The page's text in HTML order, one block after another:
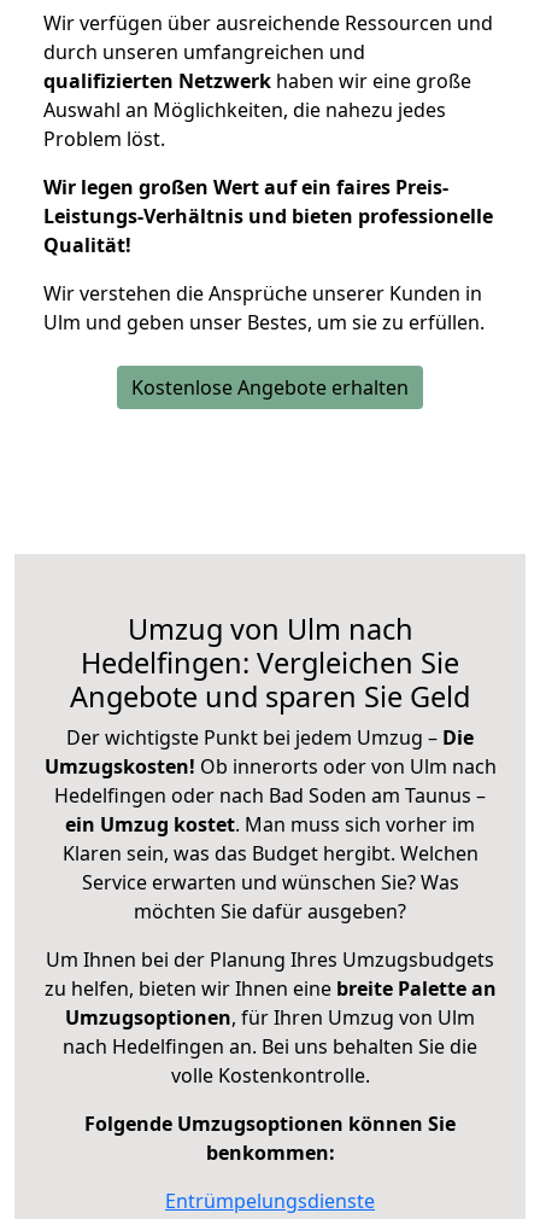
Wir verfügen über ausreichende Ressourcen und
durch unseren umfangreichen und
qualifizierten Netzwerk haben wir eine große
Auswahl an Möglichkeiten, die nahezu jedes
Problem löst.
Wir legen großen Wert auf ein faires Preis-
Leistungs-Verhältnis und bieten professionelle
Qualität!
Wir verstehen die Ansprüche unserer Kunden in
Ulm und geben unser Bestes, um sie zu erfüllen.
Kostenlose Angebote erhalten
Umzug von Ulm nach
Hedelfingen: Vergleichen Sie
Angebote und sparen Sie Geld
Der wichtigste Punkt bei jedem Umzug – Die
Umzugskosten! Ob innerorts oder von Ulm nach
Hedelfingen oder nach Bad Soden am Taunus –
ein Umzug kostet. Man muss sich vorher im
Klaren sein, was das Budget hergibt. Welchen
Service erwarten und wünschen Sie? Was
möchten Sie dafür ausgeben?
Um Ihnen bei der Planung Ihres Umzugsbudgets
zu helfen, bieten wir Ihnen eine breite Palette an
Umzugsoptionen, für Ihren Umzug von Ulm
nach Hedelfingen an. Bei uns behalten Sie die
volle Kostenkontrolle.
Folgende Umzugsoptionen können Sie
benkommen:
Entrümpelungsdienste